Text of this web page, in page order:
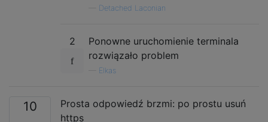
Detached Laconian
2
Ponowne uruchomienie terminala
rozwiązało problem
Elkas
10
Prosta odpowiedź brzmi: po prostu usuń
https